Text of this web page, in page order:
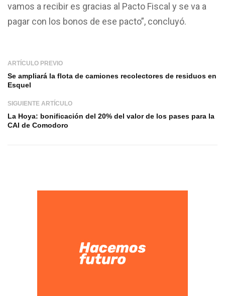
vamos a recibir es gracias al Pacto Fiscal y se va a
pagar con los bonos de ese pacto”, concluyó.
ARTÍCULO PREVIO
Se ampliará la flota de camiones recolectores de residuos en
Esquel
SIGUIENTE ARTÍCULO
La Hoya: bonificación del 20% del valor de los pases para la
CAI de Comodoro